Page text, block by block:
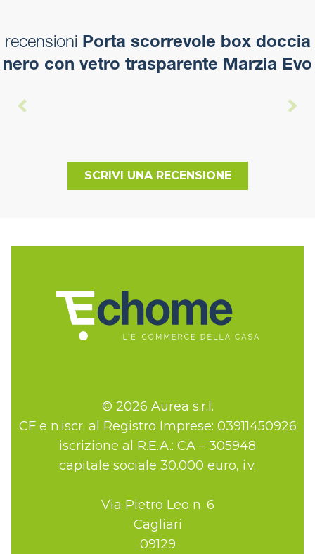
recensioni Porta scorrevole box doccia
nero con vetro trasparente Marzia Evo
SCRIVI UNA RECENSIONE
© 2026 Aurea s.r.l.
CF e n.iscr. al Registro Imprese: 03911450926
iscrizione al R.E.A.: CA – 305948
capitale sociale 30.000 euro, i.v.
Via Pietro Leo n. 6
Cagliari
09129